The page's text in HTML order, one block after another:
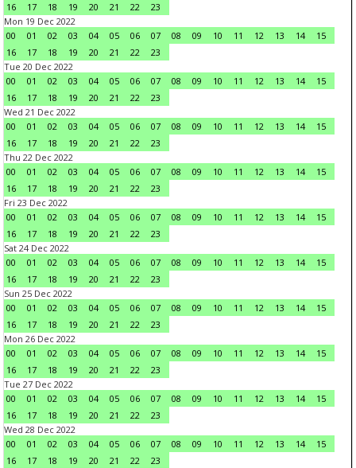
16
17 18 19 20 21 22
23
Mon 19 Dec 2022
00
01 02 03 04 05 06 07 08 09 10 11 12 13 14
15
16
17 18 19 20 21 22
23
Tue 20 Dec 2022
00
01 02 03 04 05 06 07 08 09 10 11 12 13 14
15
16
17 18 19 20 21 22
23
Wed 21 Dec 2022
00
01 02 03 04 05 06 07 08 09 10 11 12 13 14
15
16
17 18 19 20 21 22
23
Thu 22 Dec 2022
00
01 02 03 04 05 06 07 08 09 10 11 12 13 14
15
16
17 18 19 20 21 22
23
Fri 23 Dec 2022
00
01 02 03 04 05 06 07 08 09 10 11 12 13 14
15
16
17 18 19 20 21 22
23
Sat 24 Dec 2022
00
01 02 03 04 05 06 07 08 09 10 11 12 13 14
15
16
17 18 19 20 21 22
23
Sun 25 Dec 2022
00
01 02 03 04 05 06 07 08 09 10 11 12 13 14
15
16
17 18 19 20 21 22
23
Mon 26 Dec 2022
00
01 02 03 04 05 06 07 08 09 10 11 12 13 14
15
16
17 18 19 20 21 22
23
Tue 27 Dec 2022
00
01 02 03 04 05 06 07 08 09 10 11 12 13 14
15
16
17 18 19 20 21 22
23
Wed 28 Dec 2022
00
01 02 03 04 05 06 07 08 09 10 11 12 13 14
15
16
17 18 19 20 21 22
23